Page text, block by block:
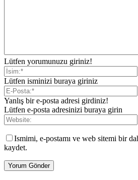
Lütfen yorumunuzu giriniz!
Lütfen isminizi buraya giriniz
Yanlış bir e-posta adresi girdiniz!
Lütfen e-posta adresinizi buraya girin
Ismimi, e-postamı ve web sitemi bir
kaydet.